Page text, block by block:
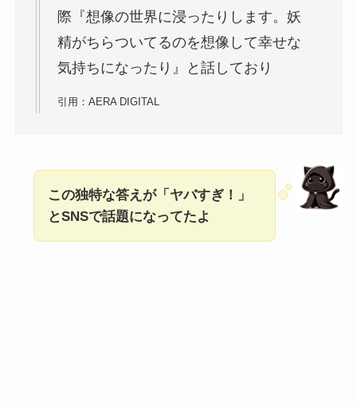
際『想像の世界に浸ったりします。妖
精がちらついてるのを想像して幸せな
気持ちになったり』と話しており
引用：AERA DIGITAL
この独特な答えが「ヤバすぎ！」
とSNSで話題になってたよ